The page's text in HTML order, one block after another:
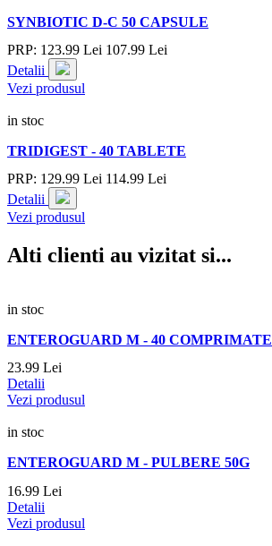
SYNBIOTIC D-C 50 CAPSULE
PRP: 123.99 Lei 107.99 Lei
Detalii
Vezi produsul
in stoc
TRIDIGEST - 40 TABLETE
PRP: 129.99 Lei 114.99 Lei
Detalii
Vezi produsul
Alti clienti au vizitat si...
in stoc
ENTEROGUARD M - 40 COMPRIMATE
23.99 Lei
Detalii
Vezi produsul
in stoc
ENTEROGUARD M - PULBERE 50G
16.99 Lei
Detalii
Vezi produsul